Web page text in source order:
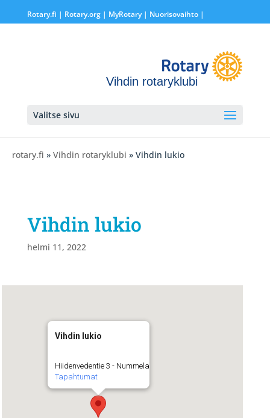
Rotary.fi | Rotary.org| MyRotary | Nuorisovaihto|
Vihdin rotaryklubi
Valitse sivu
rotary.fi » Vihdin rotaryklubi » Vihdin lukio
Vihdin lukio
helmi 11, 2022
Vihdin lukio
Hiidenvedentie 3 - Nummela
Tapahtumat